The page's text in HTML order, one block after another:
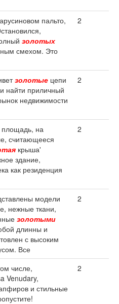
пальто,
золотых
смехом. Это
2
золотые цепи
найти приличный
недвижимости
2
на
считающееся
крыша'
здание,
как резиденция
2
модели
нежные ткани,
золотыми
длинны и
с высоким
Все
2
числе,
Venudary,
и стильные
2